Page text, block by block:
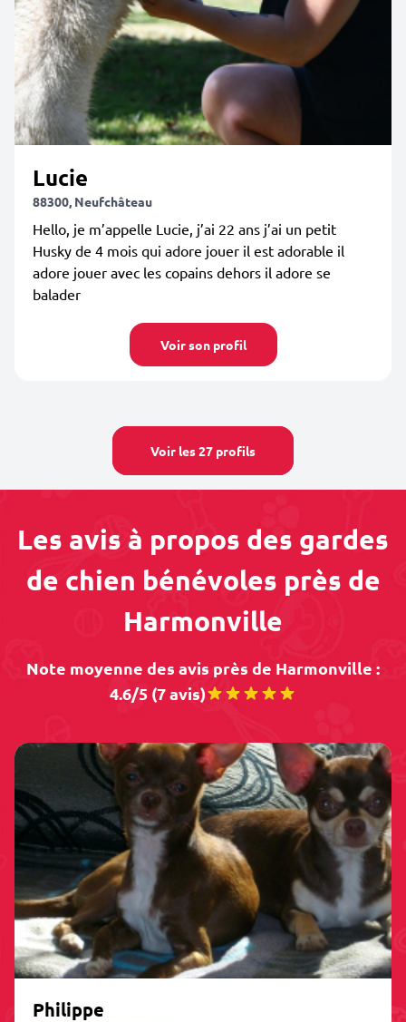
Lucie
88300, Neufchâteau
Hello, je m’appelle Lucie, j’ai 22 ans j’ai un petit
Husky de 4 mois qui adore jouer il est adorable il
adore jouer avec les copains dehors il adore se
balader
Voir son profil
Voir les 27 profils
Les avis à propos des gardes
de chien bénévoles près de
Harmonville
Note moyenne des avis près de Harmonville :
4.6/5 (7 avis)
Philippe